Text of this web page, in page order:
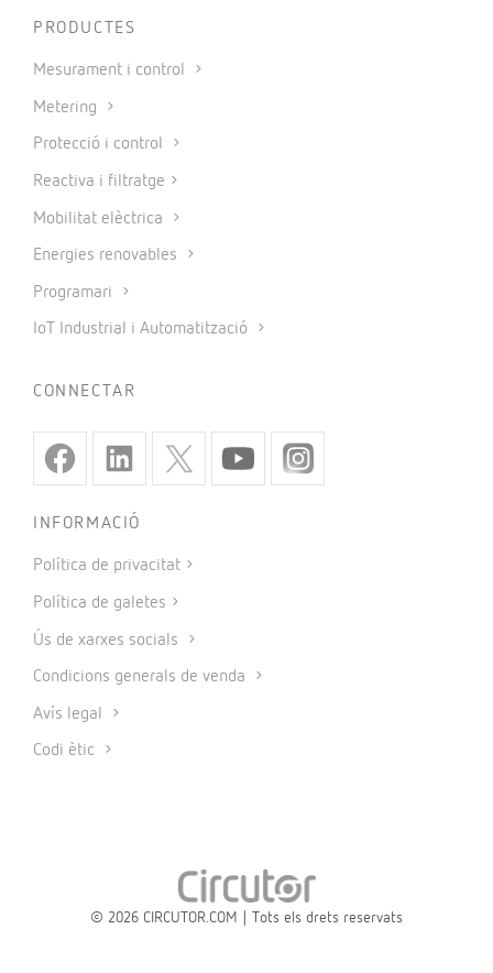
PRODUCTES
Mesurament i control
Metering
Protecció i control
Reactiva i filtratge
Mobilitat elèctrica
Energies renovables
Programari
IoT Industrial i Automatització
CONNECTAR
INFORMACIÓ
Política de privacitat
Política de galetes
Ús de xarxes socials
Condicions generals de venda
Avís legal
Codi ètic
© 2026 CIRCUTOR.COM | Tots els drets reservats